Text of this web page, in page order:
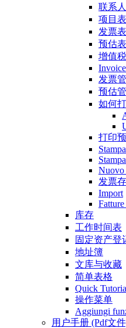
联系
项目
发票
预估
增值
发票
预估
如何
打印
Nuovo
发票
Import
库存
工作时间表
固定资产登
地址簿
文库与收藏
简单表格
Quick
操作菜单
Aggiungi
用户手册 (Pdf文